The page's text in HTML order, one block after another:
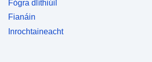
Fógra dlíthiúil
Fianáin
Inrochtaineacht